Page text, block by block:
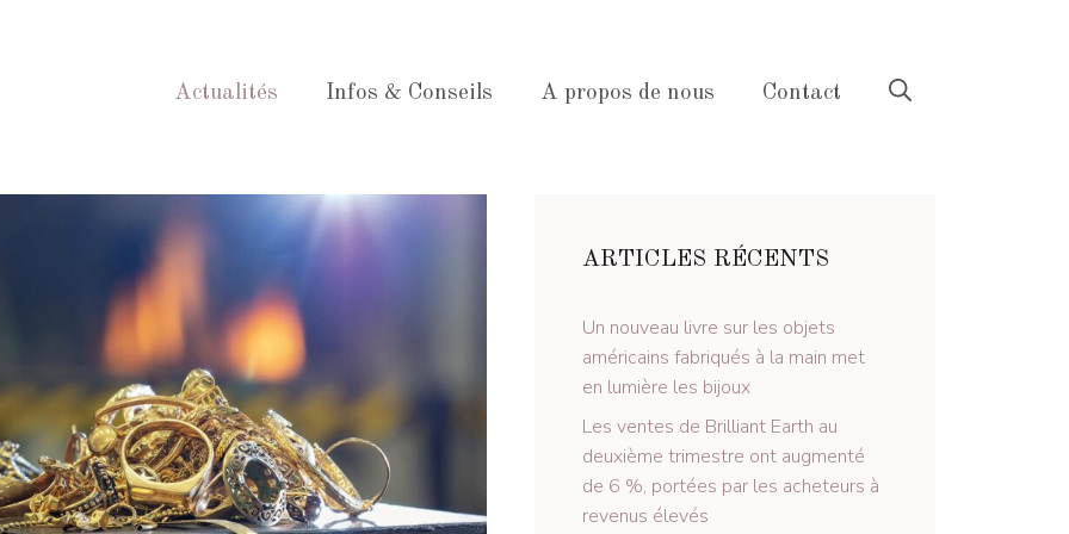
Actualités Infos & Conseils A propos de nous Contact
ARTICLES RÉCENTS
Un nouveau livre sur les objets
américains fabriqués à la main met
en lumière les bijoux
Les ventes de Brilliant Earth au
deuxième trimestre ont augmenté
de 6 %, portées par les acheteurs à
revenus élevés